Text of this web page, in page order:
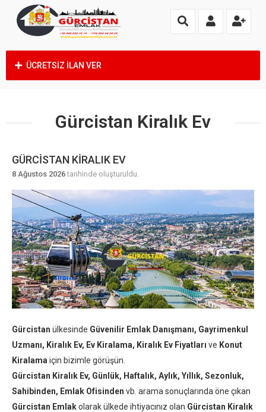
ÜCRETSİZ İLAN VER
Gürcistan Kiralık Ev
GÜRCISTAN KIRALIK EV
8 Ağustos 2026tarihinde oluşturuldu.
Gürcistan ülkesinde Güvenilir Emlak Danışmanı, Gayrimenkul
Uzmanı, Kiralık Ev, Ev Kiralama, Kiralık Ev Fiyatları ve Konut
Kiralama için bizimle görüşün.
Gürcistan Kiralık Ev, Günlük, Haftalık, Aylık, Yıllık, Sezonluk,
Sahibinden, Emlak Ofisinden vb. arama sonuçlarında öne çıkan
Gürcistan Emlakolarak ülkede ihtiyacınız olan Gürcistan Kiralık